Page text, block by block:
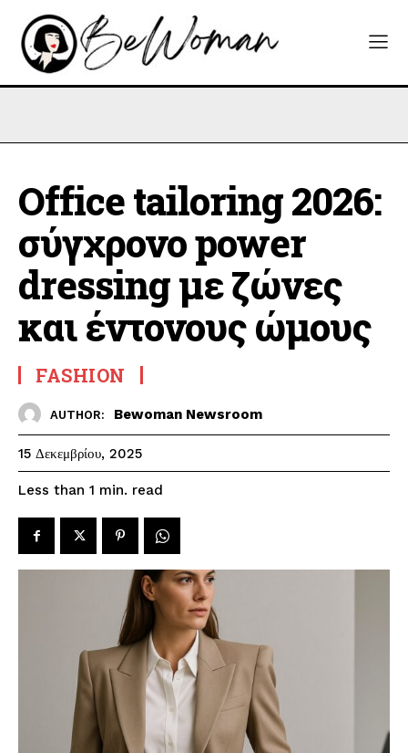
Office tailoring 2026:
σύγχρονο power
dressing με ζώνες
και έντονους ώμους
FASHION
AUTHOR: Bewoman Newsroom
15 Δεκεμβρίου, 2025
Less than 1 min. read